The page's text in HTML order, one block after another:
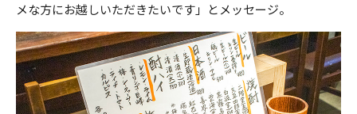
メな方にお越しいただきたいです」とメッセージ。